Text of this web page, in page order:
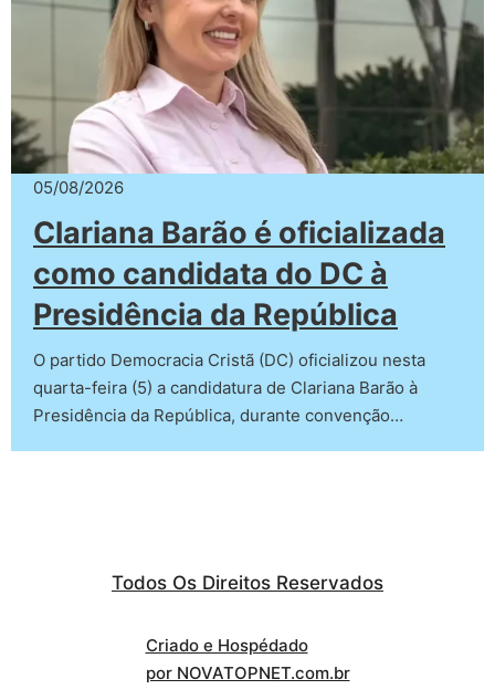
05/08/2026
Clariana Barão é oficializada
como candidata do DC à
Presidência da República
O partido Democracia Cristã (DC) oficializou nesta
quarta-feira (5) a candidatura de Clariana Barão à
Presidência da República, durante convenção…
Todos Os Direitos Reservados
Criado e Hospédado
por NOVATOPNET.com.br